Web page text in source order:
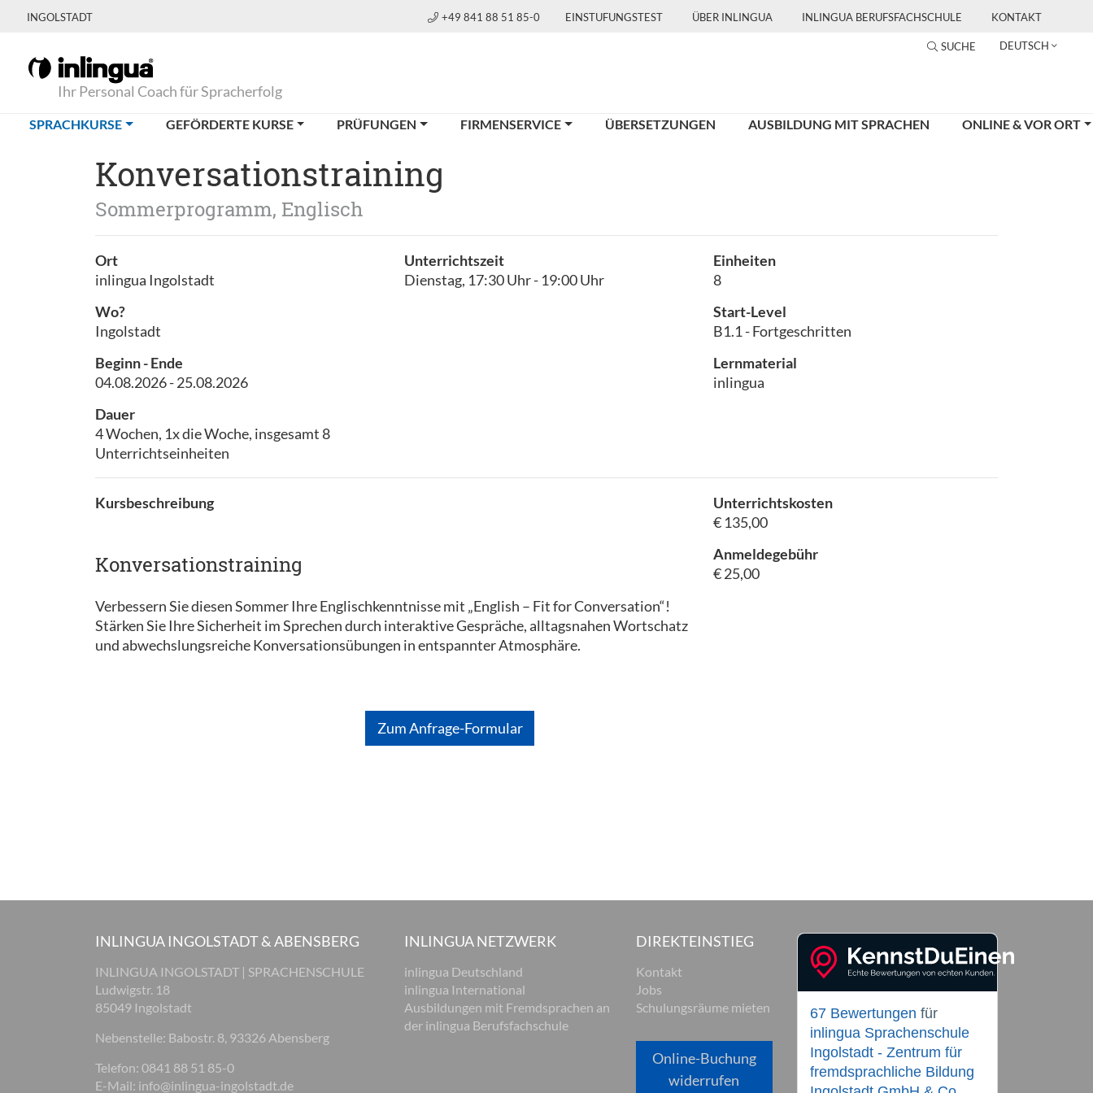
INGOLSTADT +49 841 88 51 85-0 EINSTUFUNGSTEST ÜBER INLINGUA INLINGUA BERUFSFACHSCHULE KONTAKT
SUCHE DEUTSCH
Ihr Personal Coach für Spracherfolg
SPRACHKURSE(CURRENT)GEFÖRDERTE KURSE PRÜFUNGEN FIRMENSERVICE ÜBERSETZUNGEN AUSBILDUNG MIT SPRACHEN ONLINE & VOR ORT
Konversationstraining
Sommerprogramm, Englisch
Ort
inlingua Ingolstadt
Wo?
Ingolstadt
Beginn - Ende
04.08.2026 - 25.08.2026
Dauer
4 Wochen, 1x die Woche, insgesamt 8
Unterrichtseinheiten
Unterrichtszeit
Dienstag, 17:30 Uhr - 19:00 Uhr
Einheiten
8
Start-Level
B1.1 - Fortgeschritten
Lernmaterial
inlingua
Kursbeschreibung
Konversationstraining
Verbessern Sie diesen Sommer Ihre Englischkenntnisse mit „English – Fit for Conversation“!
Stärken Sie Ihre Sicherheit im Sprechen durch interaktive Gespräche, alltagsnahen Wortschatz
und abwechslungsreiche Konversationsübungen in entspannter Atmosphäre.
Unterrichtskosten
€ 135,00
Anmeldegebühr
€ 25,00
Zum Anfrage-Formular
INLINGUA INGOLSTADT & ABENSBERG
INLINGUA INGOLSTADT | SPRACHENSCHULE
Ludwigstr. 18
85049 Ingolstadt
Nebenstelle: Babostr. 8, 93326 Abensberg
Telefon: 0841 88 51 85-0
E-Mail: info@inlingua-ingolstadt.de
INLINGUA NETZWERK
inlingua Deutschland
inlingua International
Ausbildungen mit Fremdsprachen an
der inlingua Berufsfachschule
DIREKTEINSTIEG
Kontakt
Jobs
Schulungsräume mieten
Online-Buchung
widerrufen
67 Bewertungen für
inlingua Sprachenschule
Ingolstadt - Zentrum für
fremdsprachliche Bildung